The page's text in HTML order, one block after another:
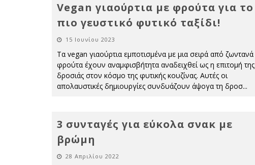
Vegan γιαούρτια με φρούτα για το
πιο γευστικό φυτικό ταξίδι!
15 Ιουνίου 2023
Τα vegan γιαούρτια εμποτισμένα με μια σειρά από ζωντανά
φρούτα έχουν αναμφισβήτητα αναδειχθεί ως η επιτομή της
δροσιάς στον κόσμο της φυτικής κουζίνας. Αυτές οι
απολαυστικές δημιουργίες συνδυάζουν άψογα τη δροσ...
3 συνταγές για εύκολα σνακ με
βρώμη
28 Απριλίου 2022